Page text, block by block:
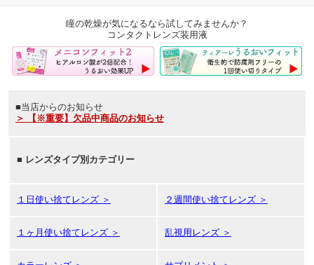
瞳の乾燥が気になるなら試してみませんか？
コンタクトレンズ装用液
■当店からのお知らせ
＞ 【※重要】欠品中商品のお知らせ
■ レンズタイプ別カテゴリー
１日使い捨てレンズ ＞ ２週間使い捨てレンズ ＞
１ヶ月使い捨てレンズ ＞ 乱視用レンズ ＞